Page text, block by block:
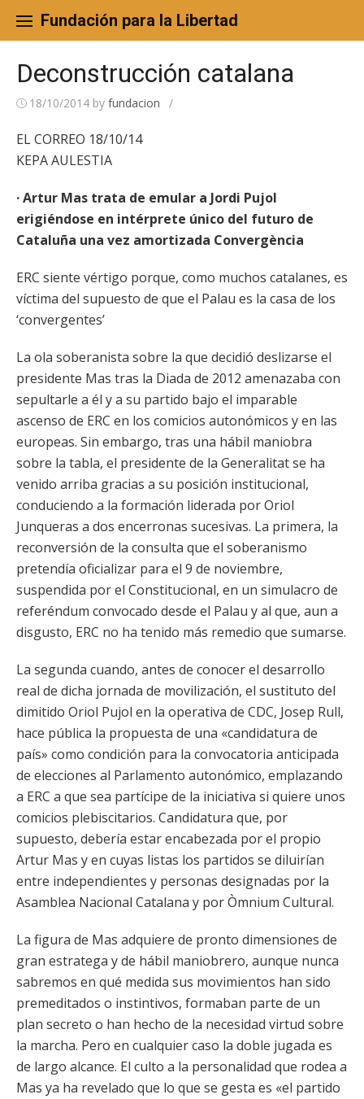
content
Fundación para la Libertad
Deconstrucción catalana
18/10/2014 by fundacion /
EL CORREO 18/10/14
KEPA AULESTIA
· Artur Mas trata de emular a Jordi Pujol
erigiéndose en intérprete único del futuro de
Cataluña una vez amortizada Convergència
ERC siente vértigo porque, como muchos catalanes, es
víctima del supuesto de que el Palau es la casa de los
‘convergentes’
La ola soberanista sobre la que decidió deslizarse el
presidente Mas tras la Diada de 2012 amenazaba con
sepultarle a él y a su partido bajo el imparable
ascenso de ERC en los comicios autonómicos y en las
europeas. Sin embargo, tras una hábil maniobra
sobre la tabla, el presidente de la Generalitat se ha
venido arriba gracias a su posición institucional,
conduciendo a la formación liderada por Oriol
Junqueras a dos encerronas sucesivas. La primera, la
reconversión de la consulta que el soberanismo
pretendía oficializar para el 9 de noviembre,
suspendida por el Constitucional, en un simulacro de
referéndum convocado desde el Palau y al que, aun a
disgusto, ERC no ha tenido más remedio que sumarse.
La segunda cuando, antes de conocer el desarrollo
real de dicha jornada de movilización, el sustituto del
dimitido Oriol Pujol en la operativa de CDC, Josep Rull,
hace pública la propuesta de una «candidatura de
país» como condición para la convocatoria anticipada
de elecciones al Parlamento autonómico, emplazando
a ERC a que sea partícipe de la iniciativa si quiere unos
comicios plebiscitarios. Candidatura que, por
supuesto, debería estar encabezada por el propio
Artur Mas y en cuyas listas los partidos se diluirían
entre independientes y personas designadas por la
Asamblea Nacional Catalana y por Òmnium Cultural.
La figura de Mas adquiere de pronto dimensiones de
gran estratega y de hábil maniobrero, aunque nunca
sabremos en qué medida sus movimientos han sido
premeditados o instintivos, formaban parte de un
plan secreto o han hecho de la necesidad virtud sobre
la marcha. Pero en cualquier caso la doble jugada es
de largo alcance. El culto a la personalidad que rodea a
Mas ya ha revelado que lo que se gesta es «el partido